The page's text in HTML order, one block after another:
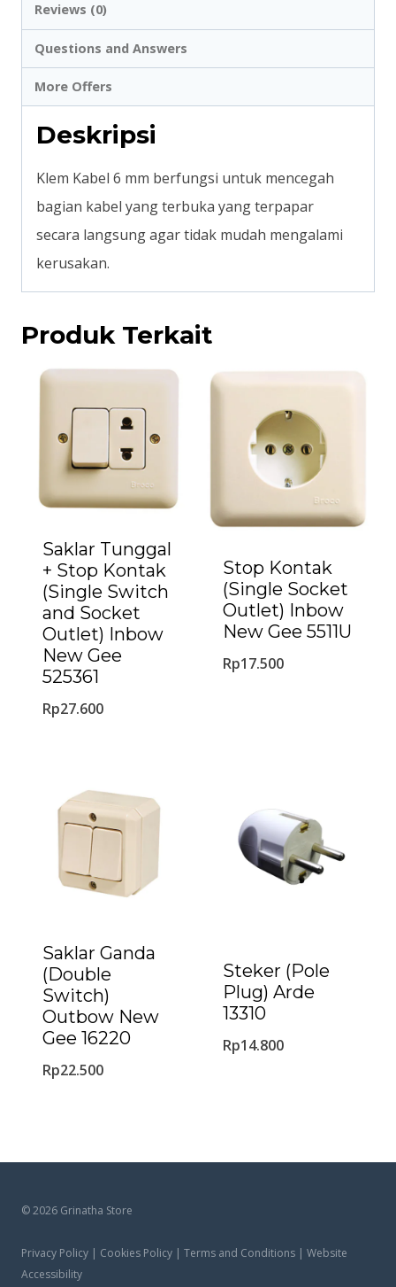
Reviews (0)
Questions and Answers
More Offers
Deskripsi
Klem Kabel 6 mm berfungsi untuk mencegah
bagian kabel yang terbuka yang terpapar
secara langsung agar tidak mudah mengalami
kerusakan.
Produk Terkait
Saklar Tunggal
+ Stop Kontak
(Single Switch
and Socket
Outlet) Inbow
New Gee
525361
Rp27.600
Stop Kontak
(Single Socket
Outlet) Inbow
New Gee 5511U
Rp17.500
Saklar Ganda
(Double
Switch)
Outbow New
Gee 16220
Rp22.500
Steker (Pole
Plug) Arde
13310
Rp14.800
© 2026 Grinatha Store
Privacy Policy | Cookies Policy | Terms and Conditions | Website
Accessibility